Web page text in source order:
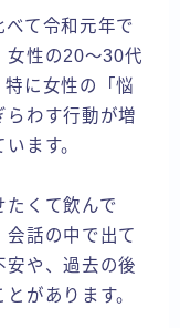
て令和元年で
女性の20〜30代
に女性の「悩
らわす行動が増
ます。
くて飲んで
会話の中で出て
安や、過去の後
があります。